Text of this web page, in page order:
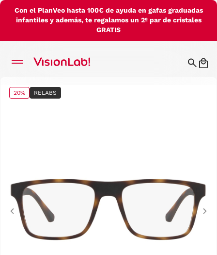
Con el PlanVeo hasta 100€ de ayuda en gafas graduadas
infantiles y además, te regalamos un 2º par de cristales
GRATIS
20% RELABS
Previous